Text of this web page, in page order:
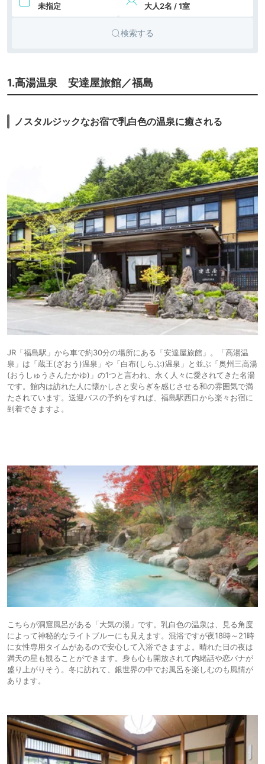
未指定 大人2名 / 1室
検索する
1.高湯温泉 安達屋旅館／福島
ノスタルジックなお宿で乳白色の温泉に癒される
JR「福島駅」から車で約30分の場所にある「安達屋旅館」。「高湯温
泉」は「蔵王(ざおう)温泉」や「白布(しらぶ)温泉」と並ぶ「奥州三高湯
(おうしゅうさんたかゆ)」の1つと言われ、永く人々に愛されてきた名湯
です。館内は訪れた人に懐かしさと安らぎを感じさせる和の雰囲気で満
たされています。送迎バスの予約をすれば、福島駅西口から楽々お宿に
到着できますよ。
こちらが洞窟風呂がある「大気の湯」です。乳白色の温泉は、見る角度
によって神秘的なライトブルーにも見えます。混浴ですが夜18時～21時
に女性専用タイムがあるので安心して入浴できますよ。晴れた日の夜は
満天の星も観ることができます。身も心も開放されて内緒話や恋バナが
盛り上がりそう。冬に訪れて、銀世界の中でお風呂を楽しむのも風情が
あります。